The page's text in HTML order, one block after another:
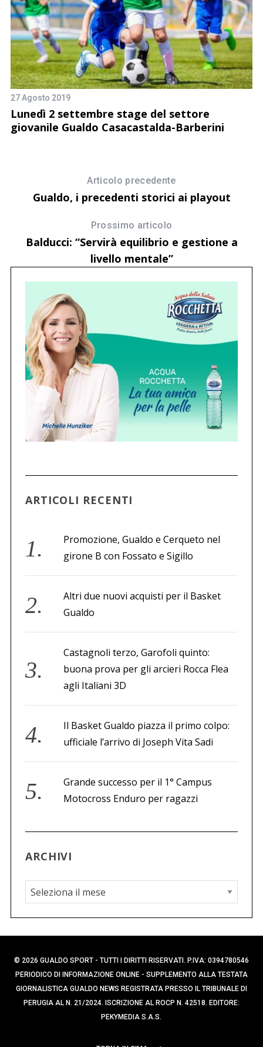
27 Agosto 2019
Lunedì 2 settembre stage del settore
giovanile Gualdo Casacastalda-Barberini
Articolo precedente
Gualdo, i precedenti storici ai playout
Prossimo articolo
Balducci: “Servirà equilibrio e gestione a
livello mentale”
ARTICOLI RECENTI
Promozione, Gualdo e Cerqueto nel
girone B con Fossato e Sigillo
Altri due nuovi acquisti per il Basket
Gualdo
Castagnoli terzo, Garofoli quinto:
buona prova per gli arcieri Rocca Flea
agli Italiani 3D
Il Basket Gualdo piazza il primo colpo:
ufficiale l’arrivo di Joseph Vita Sadi
Grande successo per il 1° Campus
Motocross Enduro per ragazzi
ARCHIVI
A
r
c
h
i
v
i
© 2026 GUALDO SPORT - TUTTI I DIRITTI RISERVATI. P.IVA: 0394780546
PERIODICO DI INFORMAZIONE ONLINE - SUPPLEMENTO ALLA TESTATA
GIORNALISTICA GUALDO NEWS REGISTRATA PRESSO IL TRIBUNALE DI
PERUGIA AL N. 21/2024. ISCRIZIONE AL ROCP N. 42518. EDITORE:
PEKYMEDIA S.A.S.